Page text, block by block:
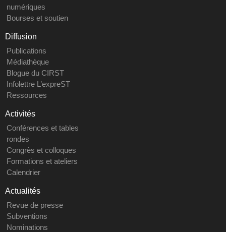
numériques
Bourses et soutien
Diffusion
Publications
Médiathèque
Blogue du CIRST
Infolettre L’expreST
Ressources
Activités
Conférences et tables
rondes
Congrès et colloques
Formations et ateliers
Calendrier
Actualités
Revue de presse
Subventions
Nominations